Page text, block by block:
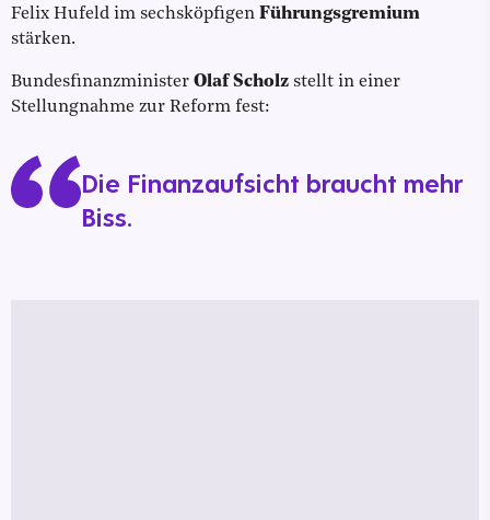
Felix Hufeld im sechsköpfigen Führungsgremium
stärken.
Bundesfinanzminister Olaf Scholz stellt in einer
Stellungnahme zur Reform fest:
Die Finanzaufsicht braucht mehr
Biss.